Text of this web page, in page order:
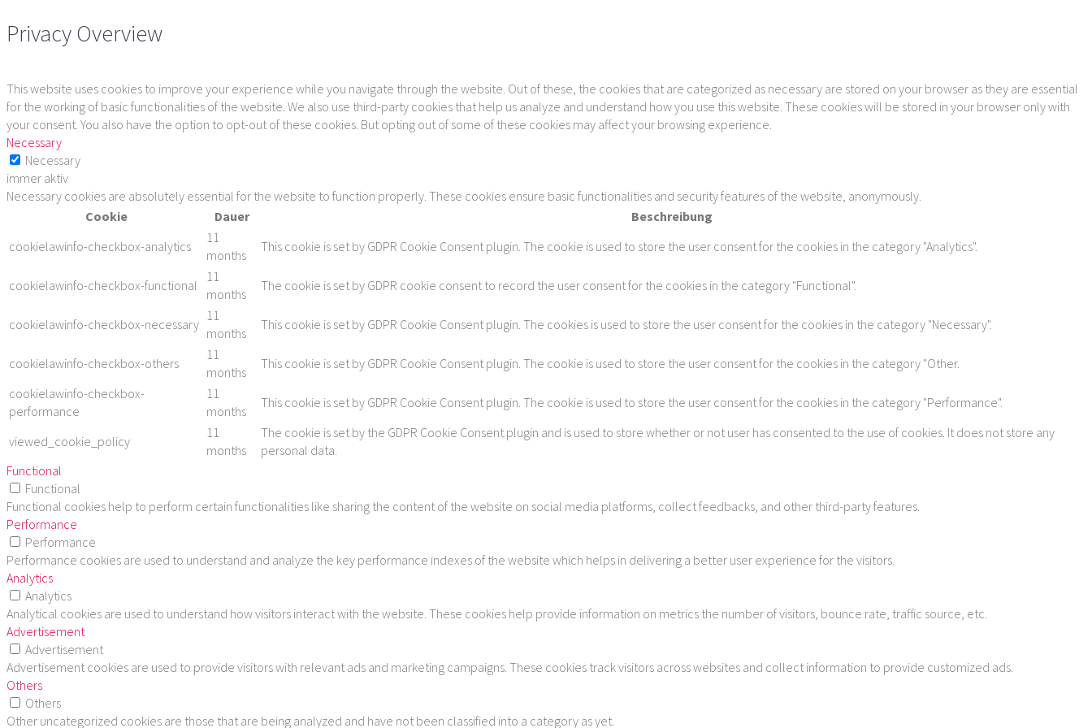
Privacy Overview
This website uses cookies to improve your experience while you navigate through the website. Out of these, the cookies that are categorized as necessary are stored on your browser as they are essential
for the working of basic functionalities of the website. We also use third-party cookies that help us analyze and understand how you use this website. These cookies will be stored in your browser only with
your consent. You also have the option to opt-out of these cookies. But opting out of some of these cookies may affect your browsing experience.
Necessary
Necessary
immer aktiv
Necessary cookies are absolutely essential for the website to function properly. These cookies ensure basic functionalities and security features of the website, anonymously.
Cookie
Dauer
Beschreibung
cookielawinfo-checkbox-analytics
11
months
This cookie is set by GDPR Cookie Consent plugin. The cookie is used to store the user consent for the cookies in the category "Analytics".
cookielawinfo-checkbox-functional
11
months
The cookie is set by GDPR cookie consent to record the user consent for the cookies in the category "Functional".
cookielawinfo-checkbox-necessary
11
months
This cookie is set by GDPR Cookie Consent plugin. The cookies is used to store the user consent for the cookies in the category "Necessary".
cookielawinfo-checkbox-others
11
months
This cookie is set by GDPR Cookie Consent plugin. The cookie is used to store the user consent for the cookies in the category "Other.
cookielawinfo-checkbox-
performance
11
months
This cookie is set by GDPR Cookie Consent plugin. The cookie is used to store the user consent for the cookies in the category "Performance".
viewed_cookie_policy
11
months
The cookie is set by the GDPR Cookie Consent plugin and is used to store whether or not user has consented to the use of cookies. It does not store any
personal data.
Functional
Functional
Functional cookies help to perform certain functionalities like sharing the content of the website on social media platforms, collect feedbacks, and other third-party features.
Performance
Performance
Performance cookies are used to understand and analyze the key performance indexes of the website which helps in delivering a better user experience for the visitors.
Analytics
Analytics
Analytical cookies are used to understand how visitors interact with the website. These cookies help provide information on metrics the number of visitors, bounce rate, traffic source, etc.
Advertisement
Advertisement
Advertisement cookies are used to provide visitors with relevant ads and marketing campaigns. These cookies track visitors across websites and collect information to provide customized ads.
Others
Others
Other uncategorized cookies are those that are being analyzed and have not been classified into a category as yet.